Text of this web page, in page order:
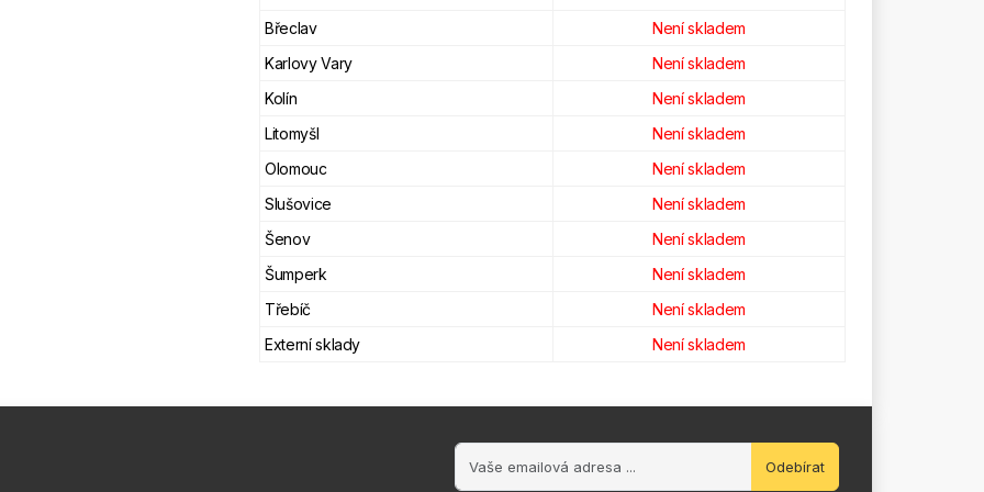
Břeclav
Není skladem
Karlovy Vary
Není skladem
Kolín
Není skladem
Litomyšl
Není skladem
Olomouc
Není skladem
Slušovice
Není skladem
Šenov
Není skladem
Šumperk
Není skladem
Třebíč
Není skladem
Externí sklady
Není skladem
Odebírat